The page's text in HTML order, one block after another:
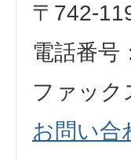
〒742-
電話番号
ファック
お問い合